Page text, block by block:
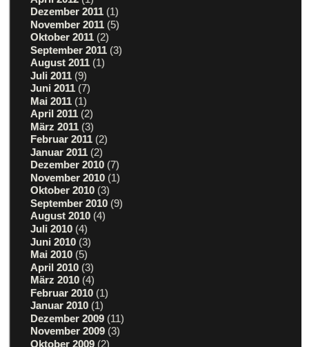
Dezember 2011 (1)
November 2011 (5)
Oktober 2011 (2)
September 2011 (3)
August 2011 (1)
Juli 2011 (9)
Juni 2011 (7)
Mai 2011 (1)
April 2011 (2)
März 2011 (3)
Februar 2011 (2)
Januar 2011 (2)
Dezember 2010 (7)
November 2010 (1)
Oktober 2010 (3)
September 2010 (9)
August 2010 (4)
Juli 2010 (4)
Juni 2010 (3)
Mai 2010 (5)
April 2010 (3)
März 2010 (4)
Februar 2010 (1)
Januar 2010 (1)
Dezember 2009 (11)
November 2009 (3)
Oktober 2009 (2)